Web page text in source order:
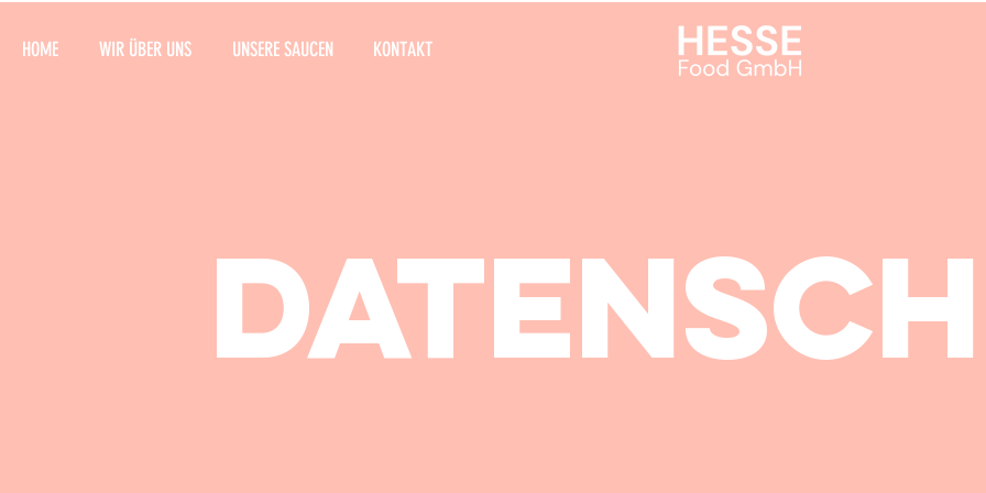
HOME WIR ÜBER UNS UNSERE SAUCEN KONTAKT